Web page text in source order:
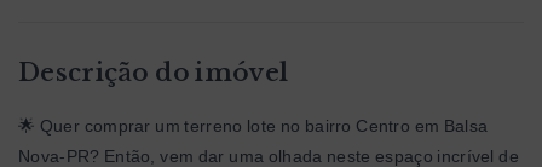
Descrição do imóvel
🌟 Quer comprar um terreno lote no bairro Centro em Balsa
Nova-PR? Então, vem dar uma olhada neste espaço incrível de